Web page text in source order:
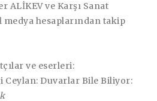
ALİKEV ve Karşı Sanat
medya hesaplarından takip
ve eserleri:
Ceylan: Duvarlar Bile Biliyor: